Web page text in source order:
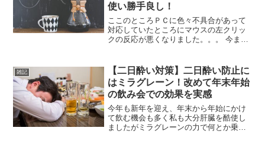
使い勝手良し！
ここのところＰＣに色々不具合があって
対応していたところにマウスの左クリッ
クの反応が悪くなりました。。。 今まで
とりあえず何か無いかとネットで探して
いたところ下記 Lo...
雑記
【二日酔い対策】二日酔い防止に
はミラグレーン！改めて年末年始
の飲み会での効果を実感
今年も新年を迎え、年末から年始にかけ
て飲む機会も多く私も大分肝臓を酷使し
ましたがミラグレーンの力で何とか乗り